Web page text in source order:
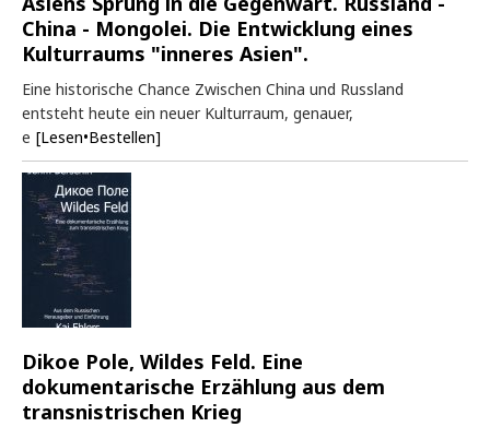
China - Mongolei. Die Entwicklung eines
Kulturraums "inneres Asien".
Eine historische Chance Zwischen China und Russland
entsteht heute ein neuer Kulturraum, genauer,
e [Lesen•Bestellen]
Dikoe Pole, Wildes Feld. Eine
dokumentarische Erzählung aus dem
transnistrischen Krieg